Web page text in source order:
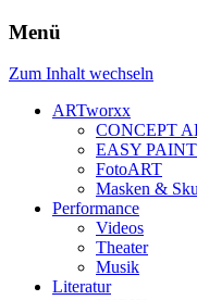
Menü
Zum Inhalt wechseln
ARTworxx
CONCEPT
EASY
FotoART
Masken &
Performance
Videos
Theater
Musik
Literatur